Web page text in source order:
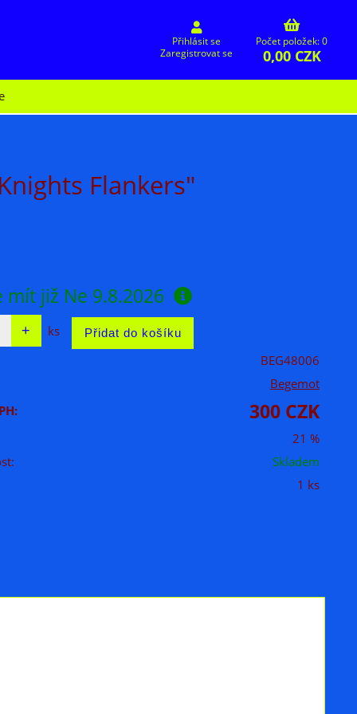
Přihlásit se
Zaregistrovat se
Počet položek: 0
0,00 CZK
Flankers"
mít již Ne 9.8.2026
ks
BEG48006
Begemot
300 CZK
21 %
Skladem
1 ks